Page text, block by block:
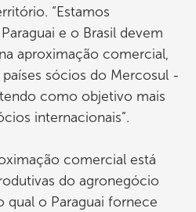
“Estamos
e o Brasil devem
aproximação comercial,
sócios do Mercosul -
como objetivo mais
internacionais”.
comercial está
do agronegócio
qual o Paraguai fornece